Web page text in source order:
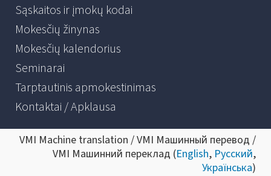
Sąskaitos ir įmokų kodai
Mokesčių žinynas
Mokesčių kalendorius
Seminarai
Tarptautinis apmokestinimas
Kontaktai / Apklausa
VMI Machine translation / VMI Машинный перевод /
VMI Машинний переклад (English, Русский,
Українська)